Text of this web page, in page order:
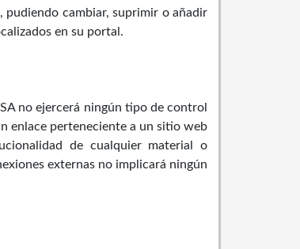
pudiendo cambiar, suprimir o añadir
en su portal.
no ejercerá ningún tipo de control
enlace perteneciente a un sitio web
de cualquier material o
externas no implicará ningún